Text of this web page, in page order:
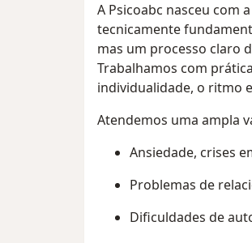
A Psicoabc nasceu com
tecnicamente
mas um processo claro
Trabalhamos com
individualidade, o ritmo
Atendemos uma ampla
Ansiedade, crises
Problemas de
Dificuldades de